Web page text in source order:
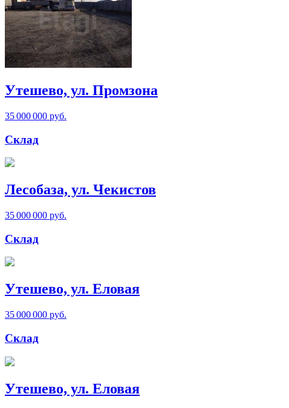
Утешево, ул. Промзона
35 000 000 руб.
Склад
Лесобаза, ул. Чекистов
35 000 000 руб.
Склад
Утешево, ул. Еловая
35 000 000 руб.
Склад
Утешево, ул. Еловая